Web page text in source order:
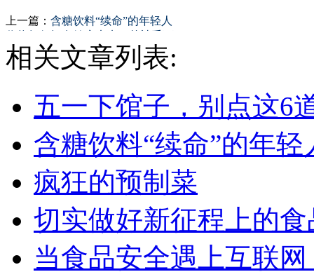
上一篇： 含糖饮料“续命”的年轻人
人表
相关文章列表:
五一下馆子，别点这6
含糖饮料“续命”的年
疯狂的预制菜
切实做好新征程上的
当食品安全遇上互联